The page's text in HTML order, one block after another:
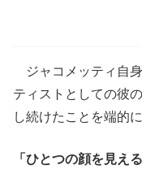
ジャコメッティ自
ティストとしての彼
し続けたことを端的
「ひとつの顔を見え